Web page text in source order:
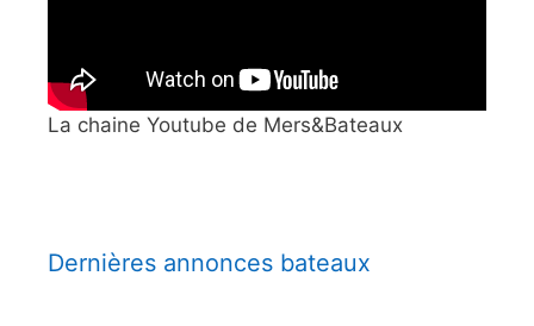
La chaine Youtube de Mers&Bateaux
Dernières annonces bateaux